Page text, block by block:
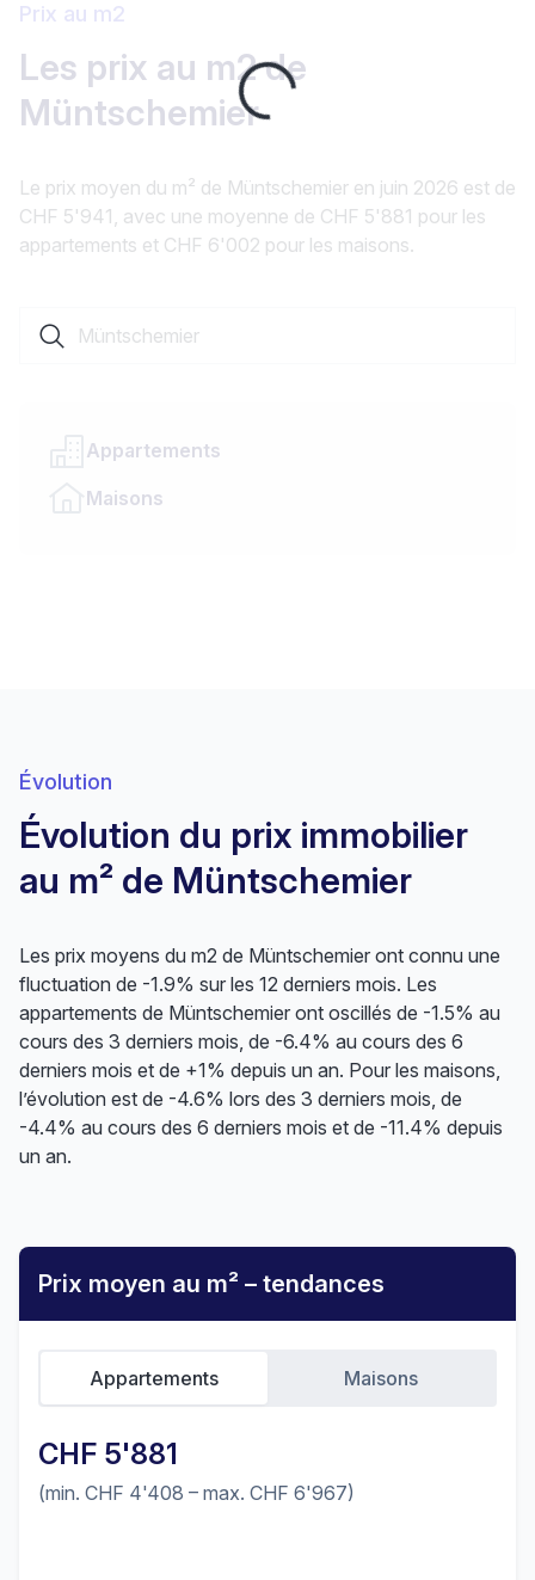
Loading...
Prix au m2
Les prix au m2 de
Müntschemier
Le prix moyen du m² de Müntschemier en juin 2026 est de
CHF 5'941, avec une moyenne de CHF 5'881 pour les
appartements et CHF 6'002 pour les maisons.
Appartements
Maisons
Évolution
Évolution du prix immobilier
au m² de Müntschemier
Les prix moyens du m2 de Müntschemier ont connu une
fluctuation de -1.9% sur les 12 derniers mois. Les
appartements de Müntschemier ont oscillés de -1.5% au
cours des 3 derniers mois, de -6.4% au cours des 6
derniers mois et de +1% depuis un an. Pour les maisons,
l’évolution est de -4.6% lors des 3 derniers mois, de
-4.4% au cours des 6 derniers mois et de -11.4% depuis
un an.
Prix moyen au m² – tendances
CHF 5'881
(min. CHF 4'408 – max. CHF 6'967)
Appartements Maisons